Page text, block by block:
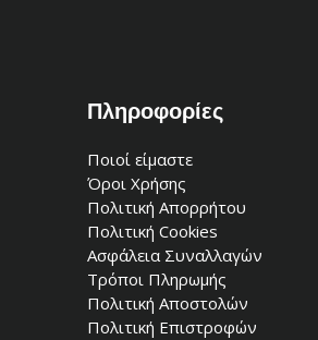
Πληροφορίες
Ποιοί είμαστε
Όροι Χρήσης
Πολιτική Απορρήτου
Πολιτική Cookies
Ασφάλεια Συναλλαγών
Τρόποι Πληρωμής
Πολιτική Αποστολών
Πολιτική Επιστροφών